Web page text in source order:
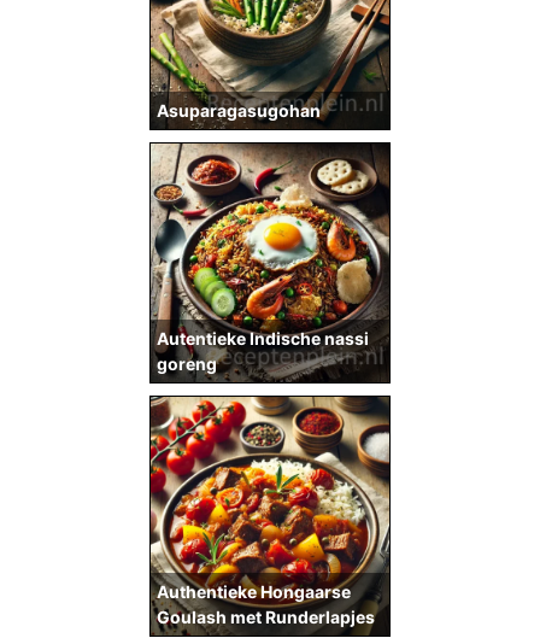
Asuparagasugohan
Autentieke Indische nassi
goreng
Authentieke Hongaarse
Goulash met Runderlapjes